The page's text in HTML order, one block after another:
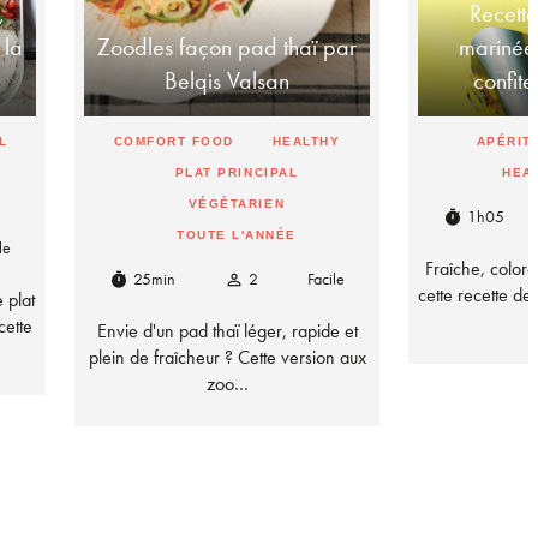
la
plat
Zoodles façon pad thaï par
Belqis Valsan
COMFORT FOOD HEALTHY
PLAT PRINCIPAL
VÉGÉTARIEN
TOUTE L'ANNÉE
timer 25min person_outline 2 Facile
Envie d'un pad thaï léger, rapide et
plein de fraîcheur ? Cette version aux
zoo…
timer 1h05
Fraîche,
cette recette